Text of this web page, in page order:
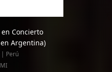
Concierto
Argentina)
| Perú